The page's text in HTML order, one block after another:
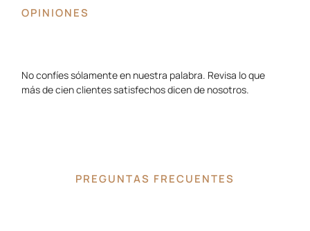
OPINIONES
No confíes sólamente en nuestra palabra. Revisa lo que
más de cien clientes satisfechos dicen de nosotros.
PREGUNTAS FRECUENTES